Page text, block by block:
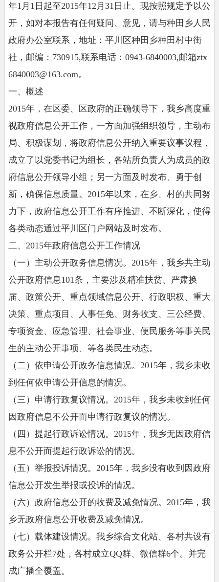
年1月1日起至2015年12月31日止。现按照规定予以公
开，如对本报告有任何疑问、意见，请与种田乡人民
政府办公室联系，地址：平川区种田乡种田村中街
社，邮编：730915,联系电话：0943-6840003,邮箱ztx
6840003@163.com。
一、概述
2015年，在区委、区政府的正确领导下，我乡高度重
视政府信息公开工作，一方面加强组织领导，主动布
局、积极谋划，将政府信息公开纳入重要议事议程，
成立了以党委书记为组长，各站所负责人为成员的政
府信息公开领导小组；另一方面及时发布、勇于创
新，确保信息质量。2015年以来，在乡、村的共同努
力下，政府信息公开工作有序推进、不断深化，使得
各类动态通过平川区门户网站及时发布。
二、2015年政府信息公开工作情况
（一）主动公开政务信息情况。2015年，我乡共主动
公开政府信息101条，主要涉及精准扶贫、严肃换
届、政策公开、重点领域信息公开、行政职权、重大
决策、重点项目、人事任免、财务收支、三公经费、
专项资金、应急管理、社会事业、便民服务等事关民
生的主动公开事项、等各类民生动态。
（二）依申请公开政务信息情况。2015年，我乡未收
到任何依申请公开信息的情况。
（三）申请行政复议情况。2015年，我乡未收到任何
因政府信息不公开而申请行政复议的情况。
（四）提起行政诉讼情况。2015年，我乡无因政府信
息不公开而提起行政诉讼的情况。
（五）举报投诉情况。2015年，我乡没有收到因政府
信息公开发生举报或投诉的情况。
（六）政府信息公开的收费及减免情况。2015年，我
乡无政府信息公开收费及减免情况。
（七）载体建设情况。我乡综合文化站、各村共设有
政务公开栏7处，各村成立QQ群、微信群6个。并完
成广播全覆盖。